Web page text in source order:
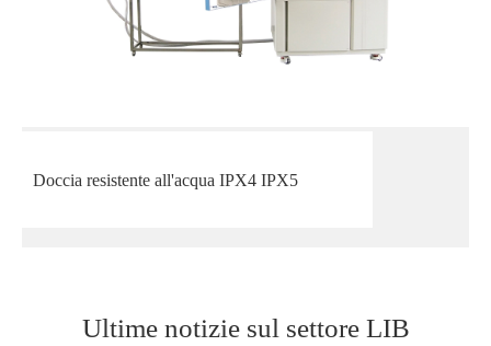
Doccia resistente all'acqua IPX4 IPX5
Ultime notizie sul settore LIB